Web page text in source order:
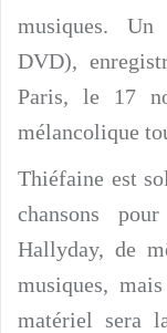
musiques.
DVD),
Paris, le 17
mélancolique
Thiéfaine est
chansons
Hallyday, de
musiques,
matériel sera